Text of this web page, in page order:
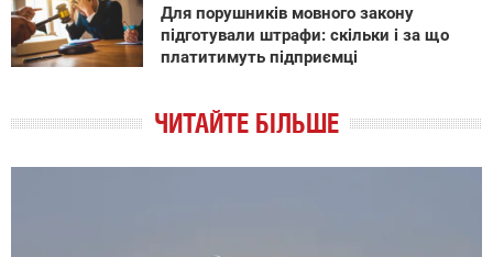
Для порушників мовного закону
підготували штрафи: скільки і за що
платитимуть підприємці
ЧИТАЙТЕ БІЛЬШЕ